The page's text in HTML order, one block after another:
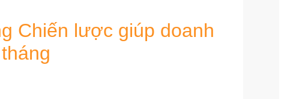
Chiến lược giúp doanh